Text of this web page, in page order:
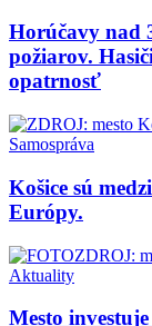
Horúčavy nad
požiarov.
opatrnosť
Samospráva
Košice sú
Európy.
Aktuality
Mesto